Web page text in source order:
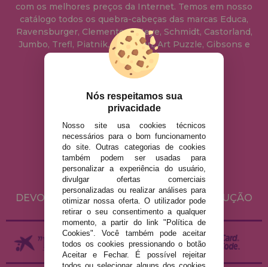
com os melhores preços da Internet. Temos em nosso
catálogo todos os quebra-cabeças das marcas Educa,
Ravensburger, Clementoni, Heye, Schmidt, Castorland,
Jumbo, Trefl, Piatnik, Anatolian, Art Puzzle, Gibsons e
muito mais.
info@casadopuzzle.pt
AVISO LEGAL
POLÍTICA DE PRIVACIDADE
POLÍTICA DE COOKIES
ENVIO E DEVOLUÇÕES
DEVOLUÇÕES / DIREITO DE LIVRE RESOLUÇÃO
Nós respeitamos sua
privacidade
Nosso site usa cookies técnicos
necessários para o bom funcionamento
do site. Outras categorias de cookies
também podem ser usadas para
personalizar a experiência do usuário,
divulgar ofertas comerciais
personalizadas ou realizar análises para
otimizar nossa oferta. O utilizador pode
retirar o seu consentimento a qualquer
momento, a partir do link "Política de
Cookies". Você também pode aceitar
todos os cookies pressionando o botão
Aceitar e Fechar. É possível rejeitar